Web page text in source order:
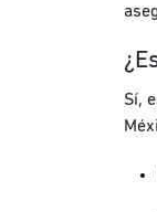
Sí,